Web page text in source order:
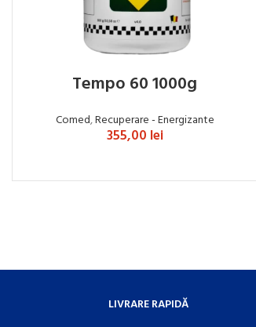
Tempo 60 1000g
Comed,Recuperare - Energizante
355,00 lei
LIVRARE RAPIDĂ